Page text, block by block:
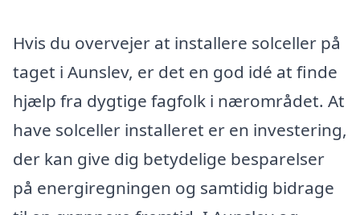
Hvis du overvejer at installere solceller på
taget i Aunslev, er det en god idé at finde
hjælp fra dygtige fagfolk i nærområdet. At
have solceller installeret er en investering,
der kan give dig betydelige besparelser
på energiregningen og samtidig bidrage